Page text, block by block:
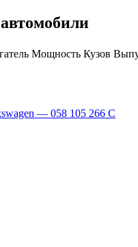
Мощность Кузов
— 058 105 266 C